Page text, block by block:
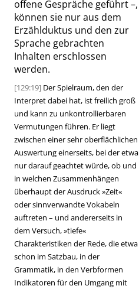
offene Gespräche geführt –,
können sie nur aus dem
Erzählduktus und den zur
Sprache gebrachten
Inhalten erschlossen
werden.
[129:19] Der Spielraum, den der
Interpret dabei hat, ist freilich groß
und kann zu unkontrollierbaren
Vermutungen führen. Er liegt
zwischen einer sehr oberflächlichen
Auswertung einerseits, bei der etwa
nur darauf geachtet würde, ob und
in welchen Zusammenhängen
überhaupt der Ausdruck»Zeit«
oder sinnverwandte Vokabeln
auftreten – und andererseits in
dem Versuch,»tiefe«
Charakteristiken der Rede, die etwa
schon im Satzbau, in der
Grammatik, in den Verbformen
Indikatoren für den Umgang mit